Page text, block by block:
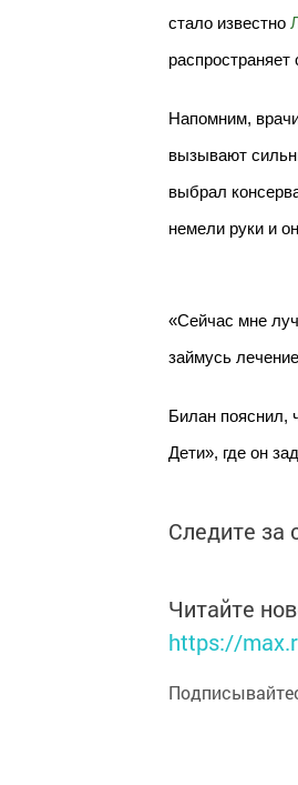
стало известно
Напомним,
вызывают
выбрал
немели руки и
«Сейчас мне
займусь
Билан пояснил,
Дети», где он
Следите
Читайте
https://